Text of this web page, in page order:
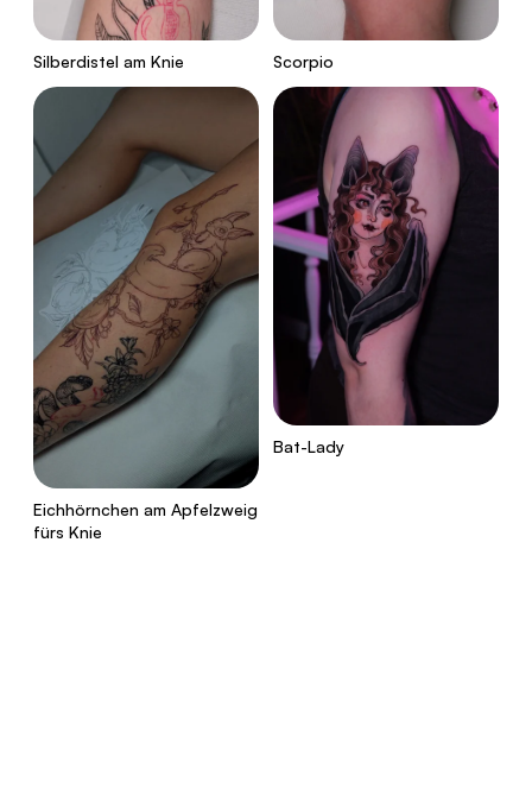
Silberdistel am Knie Scorpio
Eichhörnchen am Apfelzweig
fürs Knie
Bat-Lady